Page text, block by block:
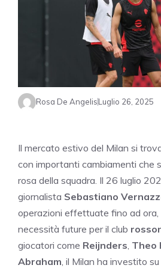
Rosa De AngelisLuglio 26, 2025
Il mercato estivo del Milan si
con importanti cambiamenti che
rosa della squadra. Il 26 luglio
giornalista Sebastiano
operazioni effettuate fino ad ora,
necessità future per il club
giocatori come Reijnders Theo
Abraham , il Milan ha investito